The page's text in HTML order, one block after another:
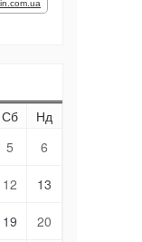
Сб
Нд
5 6
12 13
19 20